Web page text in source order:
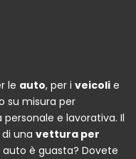
le auto, per i veicoli e
su misura per
e lavorativa. Il
una vettura per
auto è guasta? Dovete